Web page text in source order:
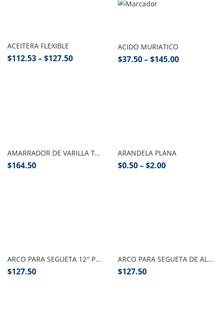
ACEITERA FLEXIBLE
$112.53–$127.50
ACIDO MURIATICO
$37.50–$145.00
AMARRADOR DE VARILLA TRUPER
$164.50
ARANDELA PLANA
$0.50–$2.00
ARCO PARA SEGUETA 12″ PRETUL PZA
$127.50
ARCO PARA SEGUETA DE ALUMINIO MINI 12″ TRUPER
$127.50